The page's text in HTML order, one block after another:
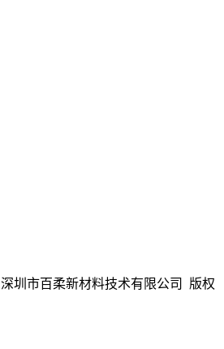
深圳市百柔新材料技术有限公司 版权